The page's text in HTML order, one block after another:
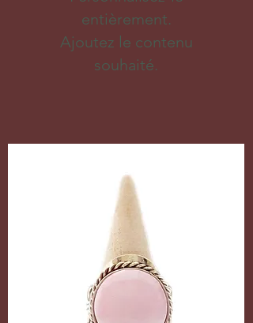
entièrement.
Ajoutez le contenu
souhaité.